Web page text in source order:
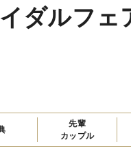
ダルフェ
先輩
カップル